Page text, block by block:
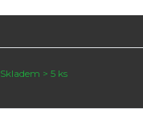
Skladem > 5 ks